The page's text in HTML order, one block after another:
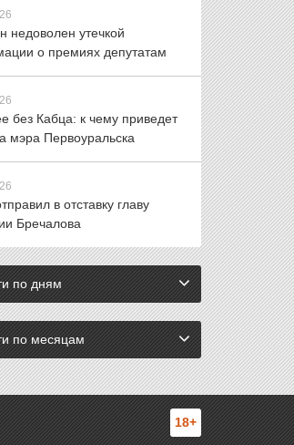
недоволен утечкой
о премиях депутатам
без Кабца: к чему приведет
мэра Первоуральска
в отставку главу
Бречалова
по дням
по месяцам
18+